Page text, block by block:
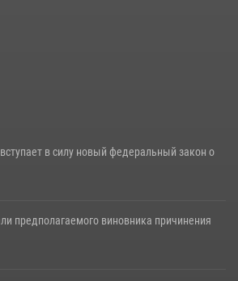
13 тысяч рублей (ВИДЕО)
в силу новый федеральный закон о
предполагаемого виновника причинения